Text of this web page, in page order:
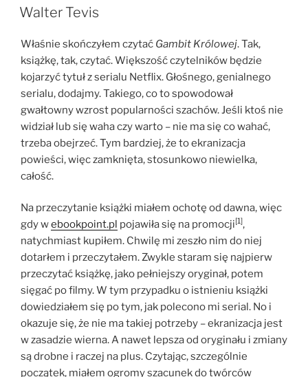
W
Walter Tevis
Właśnie skończyłem czytać Gambit Królowej. Tak,
książkę, tak, czytać. Większość czytelników będzie
kojarzyć tytuł z serialu Netflix. Głośnego, genialnego
serialu, dodajmy. Takiego, co to spowodował
gwałtowny wzrost popularności szachów. Jeśli ktoś nie
widział lub się waha czy warto – nie ma się co wahać,
trzeba obejrzeć. Tym bardziej, że to ekranizacja
powieści, więc zamknięta, stosunkowo niewielka,
całość.
Na przeczytanie książki miałem ochotę od dawna, więc
gdy webookpoint.pl pojawiła się na promocji[1],
natychmiast kupiłem. Chwilę mi zeszło nim do niej
dotarłem i przeczytałem. Zwykle staram się najpierw
przeczytać książkę, jako pełniejszy oryginał, potem
sięgać po filmy. W tym przypadku o istnieniu książki
dowiedziałem się po tym, jak polecono mi serial. No i
okazuje się, że nie ma takiej potrzeby – ekranizacja jest
w zasadzie wierna. A nawet lepsza od oryginału i zmiany
są drobne i raczej na plus. Czytając, szczególnie
początek, miałem ogromy szacunek do twórców